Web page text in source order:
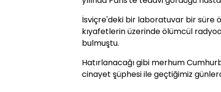
İsviçre'deki bir laboratuvar bir süre
kıyafetlerin üzerinde ölümcül
bulmuştu.
Hatırlanacağı gibi merhum
cinayet şüphesi ile geçtiğimiz